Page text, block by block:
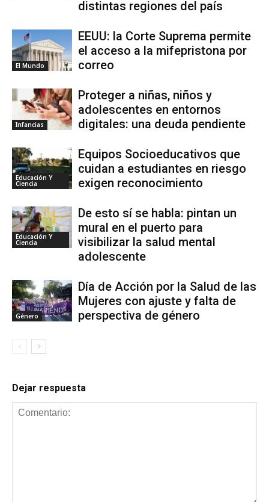
distintas regiones del país
El Mundo
EEUU: la Corte Suprema permite
el acceso a la mifepristona por
correo
Infancias
Proteger a niñas, niños y
adolescentes en entornos
digitales: una deuda pendiente
Educación Y
Ciencia
Equipos Socioeducativos que
cuidan a estudiantes en riesgo
exigen reconocimiento
Educación Y
Ciencia
De esto sí se habla: pintan un
mural en el puerto para
visibilizar la salud mental
adolescente
Género
Día de Acción por la Salud de las
Mujeres con ajuste y falta de
perspectiva de género
Dejar respuesta